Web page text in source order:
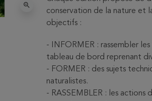
zoom_in
conservation de la nature et
objectifs :
- INFORMER : rassembler
tableau de bord reprenant
- FORMER : des sujets
naturalistes.
- RASSEMBLER : les actions